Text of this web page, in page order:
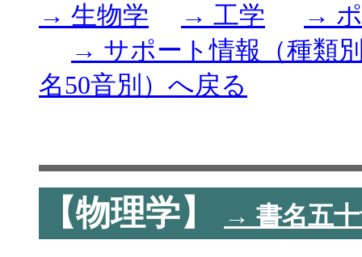
→ 生物学
→ 工学
→
→ サポート情報（種類
名50音別）へ戻る
【物理学】
→ 書名五